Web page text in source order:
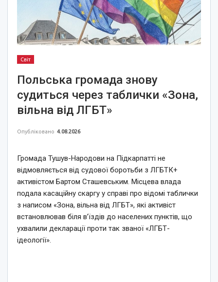
Світ
Польська громада знову
судиться через таблички «Зона,
вільна від ЛГБТ»
Опубліковано 4.08.2026
Громада Тушув-Народови на Підкарпатті не
відмовляється від судової боротьби з ЛГБТК+
активістом Бартом Сташевським. Місцева влада
подала касаційну скаргу у справі про відомі таблички
з написом «Зона, вільна від ЛГБТ», які активіст
встановлював біля в’їздів до населених пунктів, що
ухвалили декларації проти так званої «ЛГБТ-
ідеології».